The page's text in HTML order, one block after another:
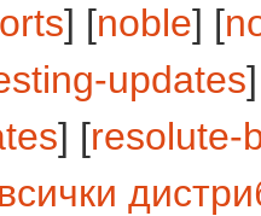
] [noble] [
updates
] [resolute-
всички